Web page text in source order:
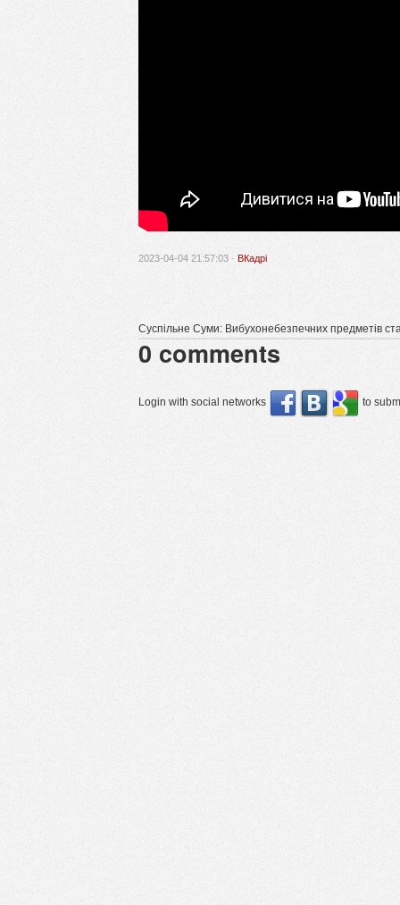
2023-04-04 21:57:03 · ВКадрі
Суспільне Суми: Вибухонебезпечних предметів
0 comments
Login with social networks to